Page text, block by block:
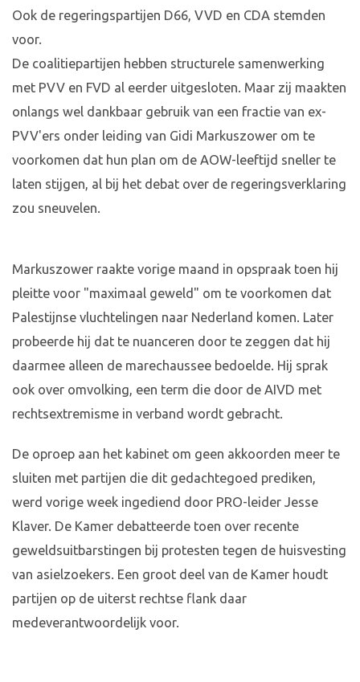
Ook de regeringspartijen D66, VVD en CDA stemden
voor.
De coalitiepartijen hebben structurele samenwerking
met PVV en FVD al eerder uitgesloten. Maar zij maakten
onlangs wel dankbaar gebruik van een fractie van ex-
PVV'ers onder leiding van Gidi Markuszower om te
voorkomen dat hun plan om de AOW-leeftijd sneller te
laten stijgen, al bij het debat over de regeringsverklaring
zou sneuvelen.
Markuszower raakte vorige maand in opspraak toen hij
pleitte voor "maximaal geweld" om te voorkomen dat
Palestijnse vluchtelingen naar Nederland komen. Later
probeerde hij dat te nuanceren door te zeggen dat hij
daarmee alleen de marechaussee bedoelde. Hij sprak
ook over omvolking, een term die door de AIVD met
rechtsextremisme in verband wordt gebracht.
De oproep aan het kabinet om geen akkoorden meer te
sluiten met partijen die dit gedachtegoed prediken,
werd vorige week ingediend door PRO-leider Jesse
Klaver. De Kamer debatteerde toen over recente
geweldsuitbarstingen bij protesten tegen de huisvesting
van asielzoekers. Een groot deel van de Kamer houdt
partijen op de uiterst rechtse flank daar
medeverantwoordelijk voor.